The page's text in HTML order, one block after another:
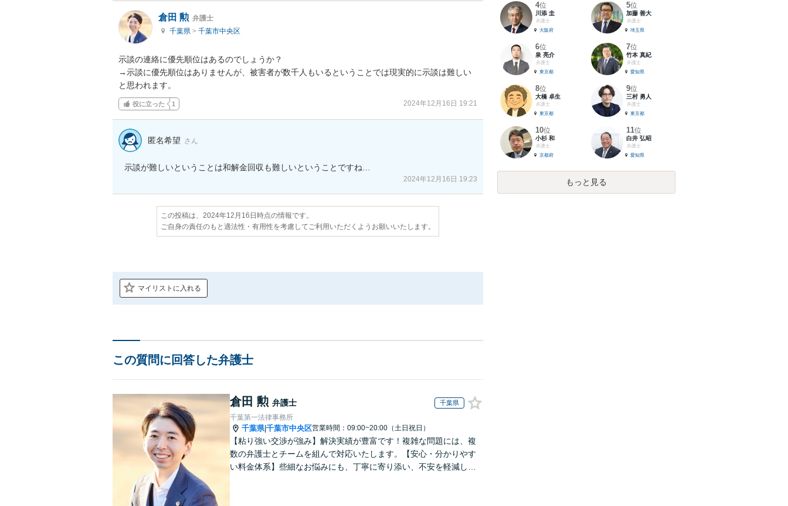
倉田 勲 弁護士
千葉県 > 千葉市中央区
示談の連絡に優先順位はあるのでしょうか？
→示談に優先順位はありませんが、被害者が数千人もいるということでは現実的に示談は難しい
と思われます。
役に立った 1 2024年12月16日 19:21
匿名希望 さん
示談が難しいということは和解金回収も難しいということですね…
2024年12月16日 19:23
この投稿は、2024年12月16日時点の情報です。
ご自身の責任のもと適法性・有用性を考慮してご利用いただくようお願いいたします。
マイリストに入れる
この質問に回答した弁護士
倉田 勲 弁護士 千葉県
千葉第一法律事務所
千葉県|千葉市中央区営業時間：09:00~20:00（土日祝日）
【粘り強い交渉が強み】解決実績が豊富です！複雑な問題には、複
数の弁護士とチームを組んで対応いたします。【安心・分かりやす
い料金体系】些細なお悩みにも、丁寧に寄り添い、不安を軽減しま
4位
川添 圭
弁護士
大阪府
5位
加藤 善大
弁護士
埼玉県
6位
泉 亮介
弁護士
東京都
7位
竹本 真紀
弁護士
愛知県
8位
大橋 卓生
弁護士
東京都
9位
三村 勇人
弁護士
東京都
10位
小杉 和
弁護士
京都府
11位
白井 弘昭
弁護士
愛知県
もっと見る